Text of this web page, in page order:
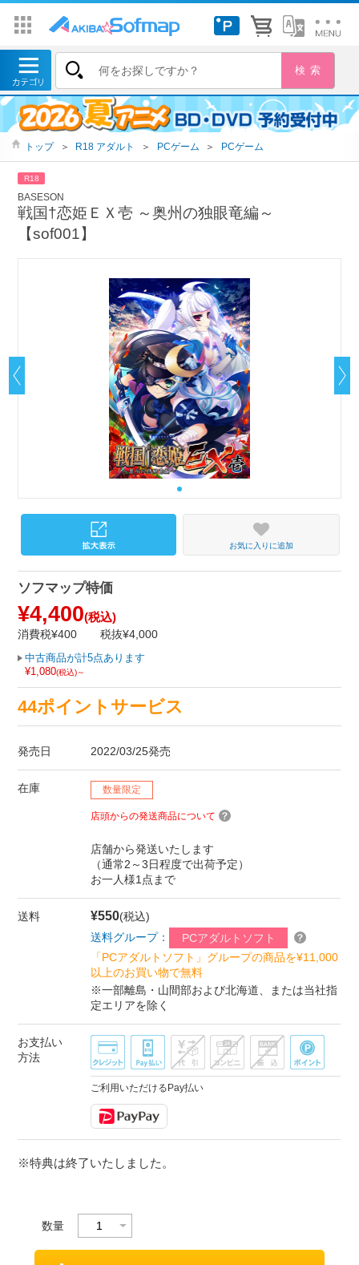
トップ ＞ R18 アダルト ＞ PCゲーム ＞ PCゲーム
R18
BASESON
戦国†恋姫ＥＸ壱 ～奥州の独眼竜編～
【sof001】
お気に入りに追加
ソフマップ特価
¥4,400(税込)
消費税¥400 税抜¥4,000
中古商品が計5点あります
¥1,080(税込)～
44ポイントサービス
発売日 2022/03/25発売
在庫 数量限定
店頭からの発送商品について
店舗から発送いたします
（通常2～3日程度で出荷予定）
お一人様1点まで
送料 ¥550(税込)
送料グループ：
PCアダルトソフト
「PCアダルトソフト」グループの商品を¥11,000
以上のお買い物で無料
※一部離島・山間部および北海道、または当社指
定エリアを除く
お支払い
方法
ご利用いただけるPay払い
※特典は終了いたしました。
数量